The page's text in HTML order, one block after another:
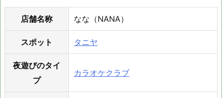
店舗名称 なな（NANA）
スポット タニヤ
夜遊びのタイ
プ
カラオケクラブ